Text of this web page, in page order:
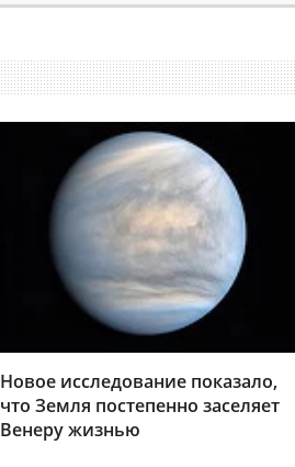
Новое исследование показало,
что Земля постепенно заселяет
Венеру жизнью